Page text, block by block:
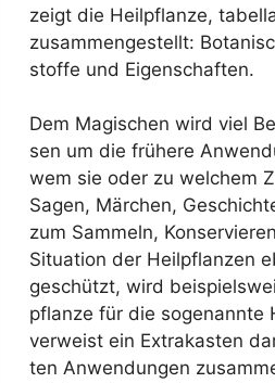
zeigt die Heil­pflan­ze,
zusam­men­ge­stellt:
stof­fe und Eigenschaften.
Dem Magi­schen wird viel
sen um die frü­he­re
wem sie oder zu wel­chem
Sagen, Mär­chen,
zum Sam­meln,
Situa­ti­on der Heil­pflan­zen
geschützt, wird
pflan­ze für die soge­nann­te
ver­weist ein Extra­kas­ten
ten Anwen­dun­gen